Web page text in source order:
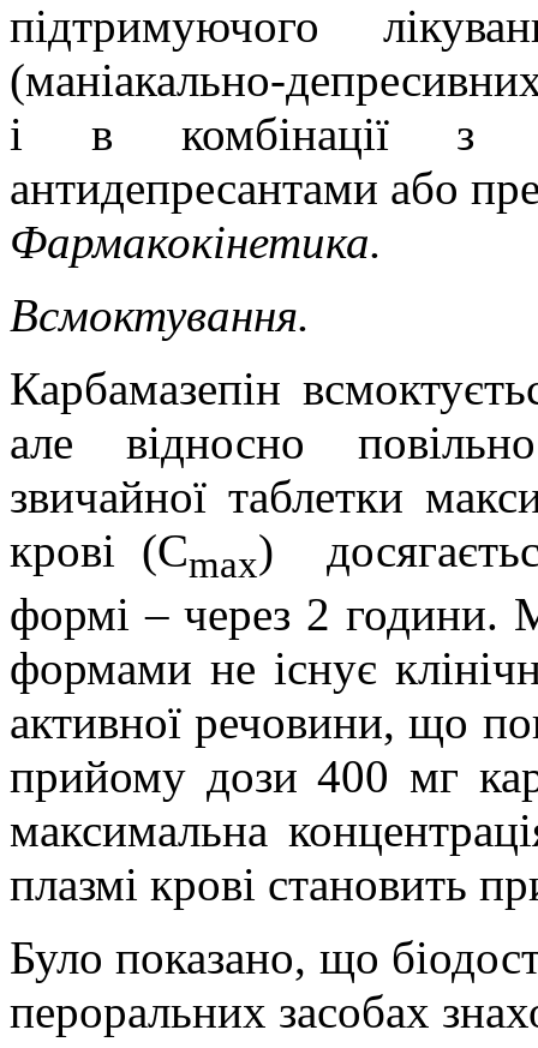
підтримуючого
(маніакально-
і в комбінації з
антидепресантами або
Фармакокінетика.
Всмоктування.
Карбамазепін
але відносно
звичайної таблетки
крові (Сmax)
формі – через 2 години.
формами не існує
активної речовини, що
прийому дози 400 мг
максимальна
плазмі крові становить
Було показано, що
пероральних засобах